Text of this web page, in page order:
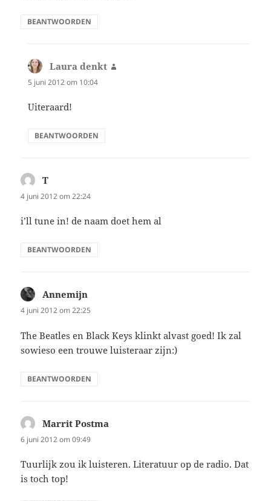
BEANTWOORDEN
Laura denkt
5 juni 2012 om 10:04
Uiteraard!
BEANTWOORDEN
T
4 juni 2012 om 22:24
i’ll tune in! de naam doet hem al
BEANTWOORDEN
Annemijn
4 juni 2012 om 22:25
The Beatles en Black Keys klinkt alvast goed! Ik zal
sowieso een trouwe luisteraar zijn:)
BEANTWOORDEN
Marrit Postma
6 juni 2012 om 09:49
Tuurlijk zou ik luisteren. Literatuur op de radio. Dat
is toch top!